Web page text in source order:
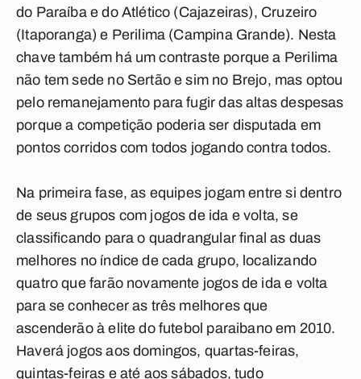
do Paraíba e do Atlético (Cajazeiras), Cruzeiro
(Itaporanga) e Perilima (Campina Grande). Nesta
chave também há um contraste porque a Perilima
não tem sede no Sertão e sim no Brejo, mas optou
pelo remanejamento para fugir das altas despesas
porque a competição poderia ser disputada em
pontos corridos com todos jogando contra todos.
Na primeira fase, as equipes jogam entre si dentro
de seus grupos com jogos de ida e volta, se
classificando para o quadrangular final as duas
melhores no índice de cada grupo, localizando
quatro que farão novamente jogos de ida e volta
para se conhecer as três melhores que
ascenderão à elite do futebol paraibano em 2010.
Haverá jogos aos domingos, quartas-feiras,
quintas-feiras e até aos sábados, tudo